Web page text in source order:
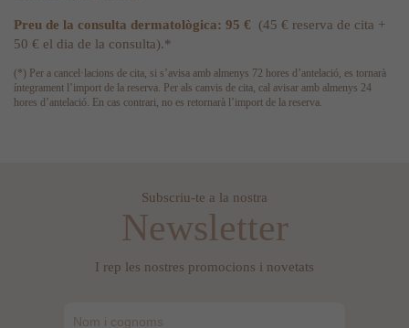
Preu de la consulta dermatològica: 95 € (45 € reserva de cita +
50 € el dia de la consulta).*
(*) Per a cancel·lacions de cita, si s’avisa amb almenys 72 hores d’antelació, es tornarà
íntegrament l’import de la reserva. Per als canvis de cita, cal avisar amb almenys 24
hores d’antelació. En cas contrari, no es retornarà l’import de la reserva.
Subscriu-te a la nostra
Newsletter
I rep les nostres promocions i novetats